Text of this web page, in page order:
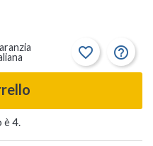
favorite_border help_outline
è 4.